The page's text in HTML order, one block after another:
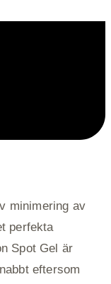
minimering av
perfekta
Spot Gel är
eftersom